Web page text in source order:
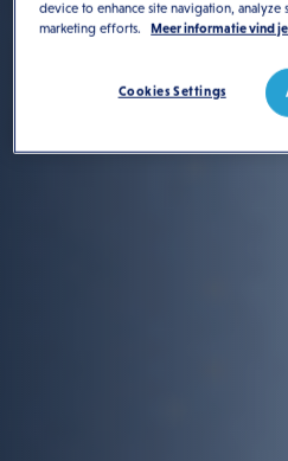
device to enhance site navigation, analyze
marketing efforts.
Meer informatie vind
Cookies Settings